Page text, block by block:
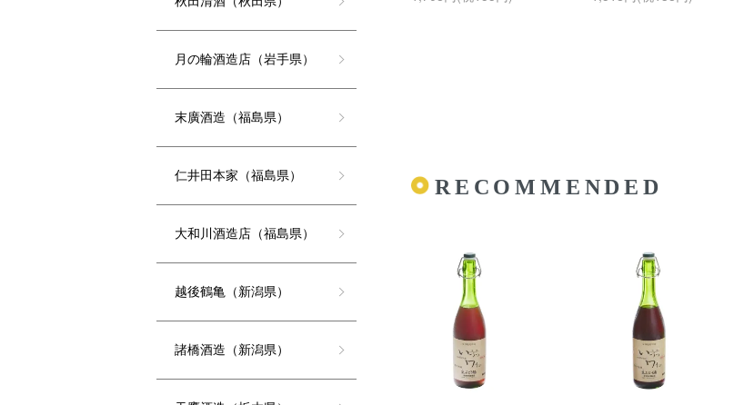
RECOMMENDED
月の輪酒造店（岩手県）
末廣酒造（福島県）
仁井田本家（福島県）
大和川酒造店（福島県）
越後鶴亀（新潟県）
諸橋酒造（新潟県）